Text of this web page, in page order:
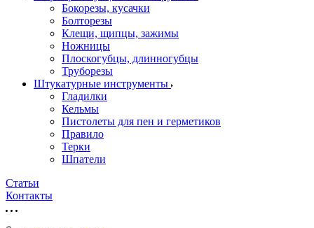
Бокорезы, кусачки
Болторезы
Клещи, щипцы, зажимы
Ножницы
Плоскогубцы, длинногубцы
Труборезы
Штукатурные инструменты
Гладилки
Кельмы
Пистолеты для пен и герметиков
Правило
Терки
Шпатели
Статьи
Контакты